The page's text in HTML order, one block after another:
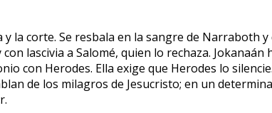
la corte. Se resbala en la sangre de Narraboth
lascivia a Salomé, quien lo rechaza.
con Herodes. Ella exige que Herodes lo
de los milagros de Jesucristo; en un